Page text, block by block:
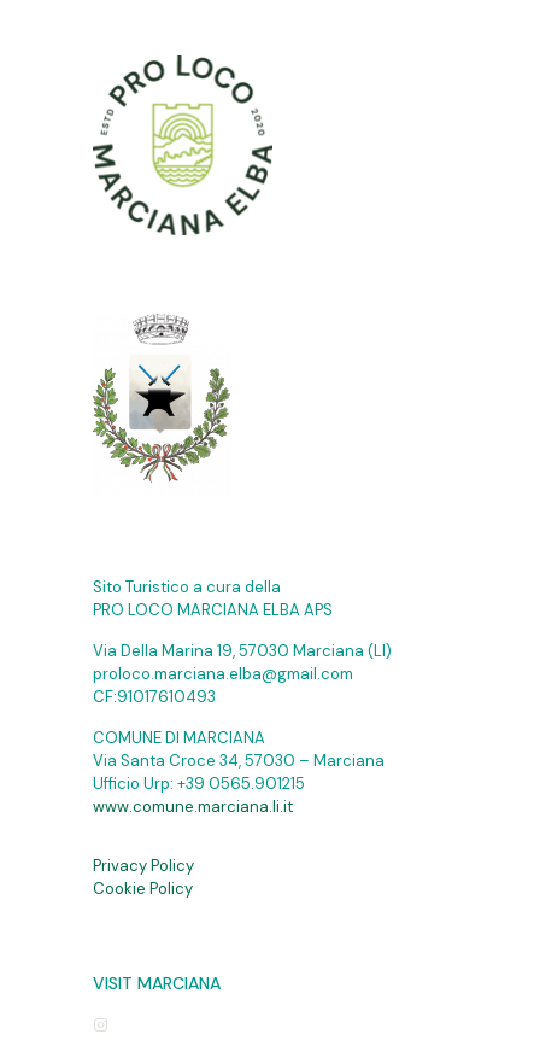
Sito Turistico a cura della
PRO LOCO MARCIANA ELBA APS
Via Della Marina 19, 57030 Marciana (LI)
proloco.marciana.elba@gmail.com
CF:91017610493
COMUNE DI MARCIANA
Via Santa Croce 34, 57030 – Marciana
Ufficio Urp: +39 0565.901215
www.comune.marciana.li.it
Privacy Policy
Cookie Policy
VISIT MARCIANA